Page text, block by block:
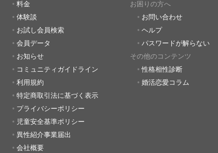
料金
体験談
お試し会員検索
会員データ
お知らせ
コミュニティガイドライン
利用規約
特定商取引法に基づく表示
プライバシーポリシー
児童安全基準ポリシー
異性紹介事業届出
会社概要
お困りの方へ
お問い合わせ
ヘルプ
パスワードが解らない
その他のコンテンツ
性格相性診断
婚活恋愛コラム